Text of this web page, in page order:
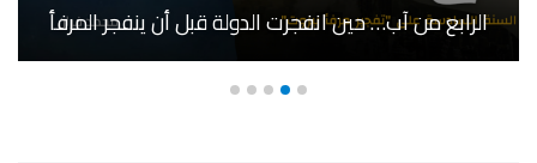
الرابع من آب… حين انفجرت الدولة قبل أن ينفجر المرفأ